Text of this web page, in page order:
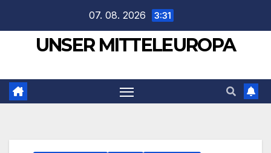
springen
07. 08. 2026 3:31
UNSER MITTELEUROPA